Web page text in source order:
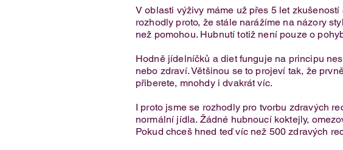
zakysanou smetanou
V oblasti výživy máme už přes 5 let
rozhodly proto, že stále narážíme na názory
než pomohou. Hubnutí totiž není pouze o
Hodně jídelníčků a diet funguje na principu
nebo zdraví. Většinou se to projeví tak, že
přiberete, mnohdy i dvakrát víc.
I proto jsme se rozhodly pro tvorbu zdravých
normální jídla. Žádné hubnoucí koktejly,
Pokud chceš hned teď víc než 500 zdravých